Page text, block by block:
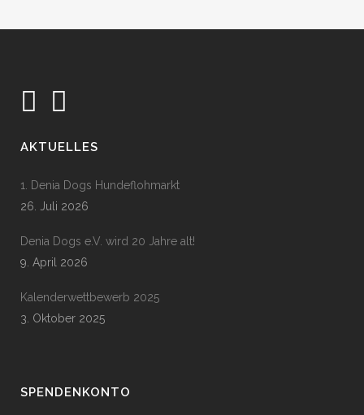
AKTUELLES
1. Denia Dogs Hundeflohmarkt
26. Juli 2026
Denia Dogs e.V. wird 20 Jahre alt!
9. April 2026
Kalenderwettbewerb 2025
3. Oktober 2025
SPENDENKONTO